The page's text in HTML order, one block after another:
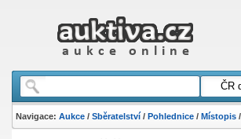
Navigace: Aukce/ Sběratelství/ Pohlednice/ Místopis/